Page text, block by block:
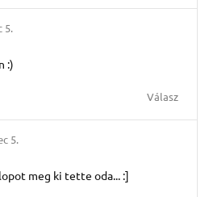
5.
:)
Válasz
5.
meg ki tette oda... :]